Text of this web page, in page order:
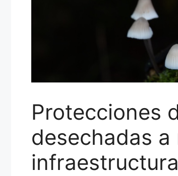
Protecciones
desechadas